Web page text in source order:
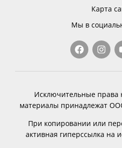
Карта
Мы в
Исключительные права
материалы принадлежат
При копировании или
активная гиперссылка на